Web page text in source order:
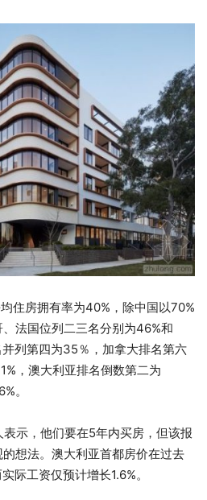
住房拥有率为40%，除中国以70%
法国位列二三名分别为46%和
列第四为35％，加拿大排名第六
，澳大利亚排名倒数第二为
。
示，他们要在5年内买房，但该报
想法。澳大利亚首都房价在过去
际工资仅预计增长1.6%。